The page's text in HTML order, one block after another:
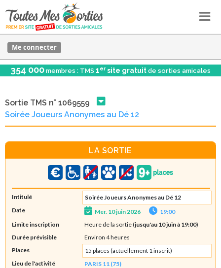
Me connecter
354 000 membres : TMS 1er site gratuit de sorties amicales
Sortie TMS n° 1069559
Soirée Joueurs Anonymes au Dé 12
LA SORTIE
Intitulé
Soirée Joueurs Anonymes au Dé 12
Date
Mer. 10 juin 2026
19:00
Limite inscription
Heure de la sortie (jusqu'au 10 juin à 19:00)
Durée prévisible
Environ 4 heures
Places
15 places (actuellement 1 inscrit)
Lieu de l'activité
PARIS 11 (75)